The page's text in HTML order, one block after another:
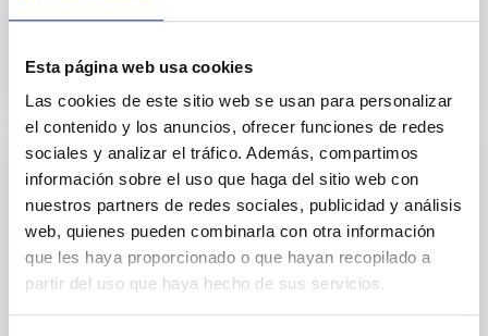
Esta página web usa cookies
Las cookies de este sitio web se usan para personalizar
el contenido y los anuncios, ofrecer funciones de redes
sociales y analizar el tráfico. Además, compartimos
información sobre el uso que haga del sitio web con
nuestros partners de redes sociales, publicidad y análisis
web, quienes pueden combinarla con otra información
que les haya proporcionado o que hayan recopilado a
partir del uso que haya hecho de sus servicios.
PROJECT
Quantum Spain (Quantum Computing)
The IAC, a member of the Spanish Supercomputing
Network ( RES ), is participating in the Quantum Spain